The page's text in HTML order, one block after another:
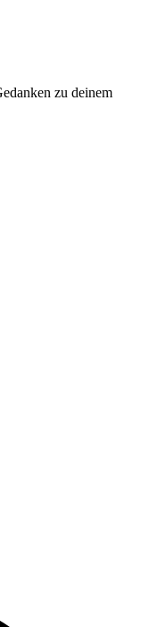
zu deinem